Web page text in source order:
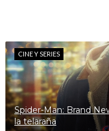
CINE Y SERIES
Spider-Man: Brand
la telaraña